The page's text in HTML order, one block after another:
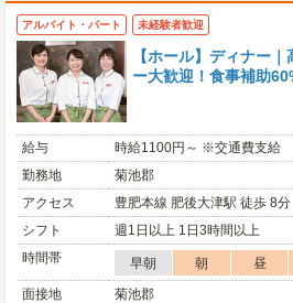
アルバイト・パート 未経験者歓迎
【ホール】ディナー
ー大歓迎！食事補助
給与
時給1100円～ ※交通費支給
勤務地
菊池郡
アクセス
豊肥本線 肥後大津駅 徒歩 8分
シフト
週1日以上 1日3時間以上
時間帯
早朝 朝 昼
面接地
菊池郡